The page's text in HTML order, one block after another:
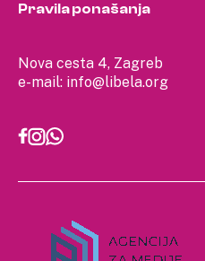
Nova cesta 4, Zagreb
e-mail: info@libela.org
Pravila ponašanja